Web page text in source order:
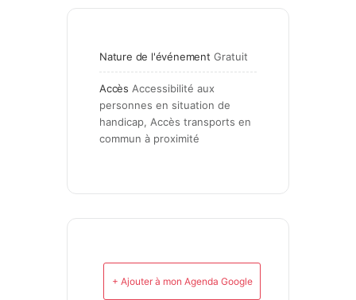
Nature de l'événement Gratuit
Accès Accessibilité aux
personnes en situation de
handicap, Accès transports en
commun à proximité
+ Ajouter à mon Agenda Google